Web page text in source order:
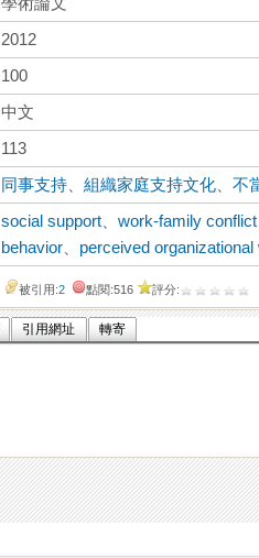
2012
100
中文
113
同事支持 、組織家庭支持文化 、不
social support 、work-family conflict
behavior
perceived
被引用:2 點閱:516 評分:
引用網址 轉寄